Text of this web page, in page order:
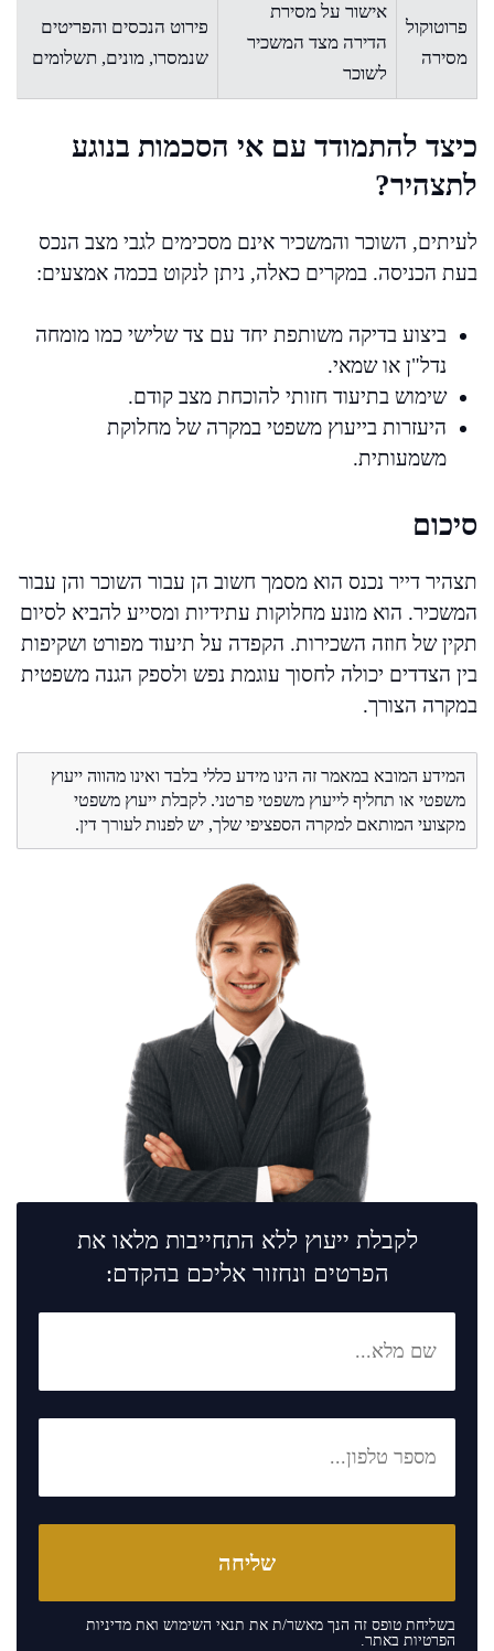
פרוטוקול
מסירה
אישור על מסירת
הדירה מצד המשכיר
לשוכר
פירוט הנכסים והפריטים
שנמסרו, מונים, תשלומים
כיצד להתמודד עם אי הסכמות בנוגע
לתצהיר?
לעיתים, השוכר והמשכיר אינם מסכימים לגבי מצב הנכס
בעת הכניסה. במקרים כאלה, ניתן לנקוט בכמה אמצעים:
ביצוע בדיקה משותפת יחד עם צד שלישי כמו מומחה
נדל"ן או שמאי.
שימוש בתיעוד חזותי להוכחת מצב קודם.
היעזרות בייעוץ משפטי במקרה של מחלוקת
משמעותית.
סיכום
תצהיר דייר נכנס הוא מסמך חשוב הן עבור השוכר והן עבור
המשכיר. הוא מונע מחלוקות עתידיות ומסייע להביא לסיום
תקין של חוזה השכירות. הקפדה על תיעוד מפורט ושקיפות
בין הצדדים יכולה לחסוך עוגמת נפש ולספק הגנה משפטית
במקרה הצורך.
המידע המובא במאמר זה הינו מידע כללי בלבד ואינו מהווה ייעוץ
משפטי או תחליף לייעוץ משפטי פרטני. לקבלת ייעוץ משפטי
מקצועי המותאם למקרה הספציפי שלך, יש לפנות לעורך דין.
לקבלת ייעוץ ללא התחייבות מלאו את
הפרטים ונחזור אליכם בהקדם:
בשליחת טופס זה הנך מאשר/ת את תנאי השימוש ואת מדיניות
הפרטיות באתר.